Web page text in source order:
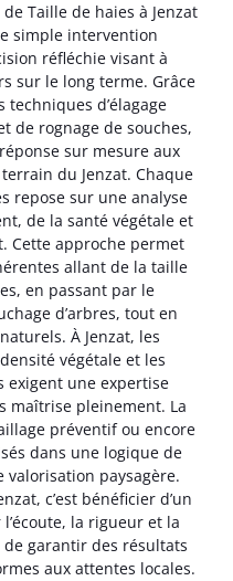
Taille de haies à Jenzat
simple intervention
réfléchie visant à
sur le long terme. Grâce
d’élagage
de rognage de souches,
sur mesure aux
du Jenzat. Chaque
repose sur une analyse
de la santé végétale et
Cette approche permet
allant de la taille
en passant par le
d’arbres, tout en
À Jenzat, les
végétale et les
exigent une expertise
maîtrise pleinement. La
préventif ou encore
dans une logique de
paysagère.
c’est bénéficier d’un
la rigueur et la
garantir des résultats
aux attentes locales.